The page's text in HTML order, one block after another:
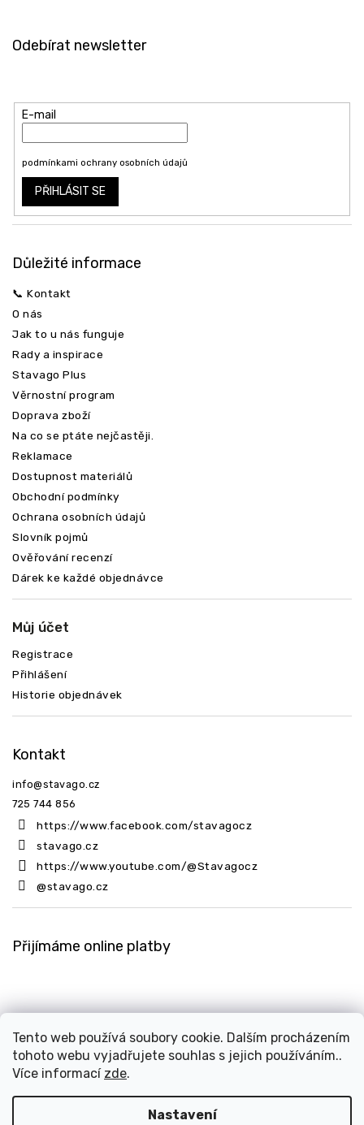
Tento web používá soubory cookie. Dalším procházením
tohoto webu vyjadřujete souhlas s jejich používáním..
Více informací zde.
Nastavení
Odebírat newsletter
E-mail
podmínkami ochrany osobních údajů
PŘIHLÁSIT SE
Důležité informace
📞 Kontakt
O nás
Jak to u nás funguje
Rady a inspirace
Stavago Plus
Věrnostní program
Doprava zboží
Na co se ptáte nejčastěji.
Reklamace
Dostupnost materiálů
Obchodní podmínky
Ochrana osobních údajů
Slovník pojmů
Ověřování recenzí
Dárek ke každé objednávce
Můj účet
Registrace
Přihlášení
Historie objednávek
Kontakt
info@stavago.cz
725 744 856
https://www.facebook.com/stavagocz
stavago.cz
https://www.youtube.com/@Stavagocz
@stavago.cz
Přijímáme online platby
Copyright 2026
| Platforma